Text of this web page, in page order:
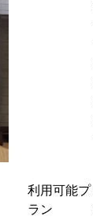
利用可能プ
ラン